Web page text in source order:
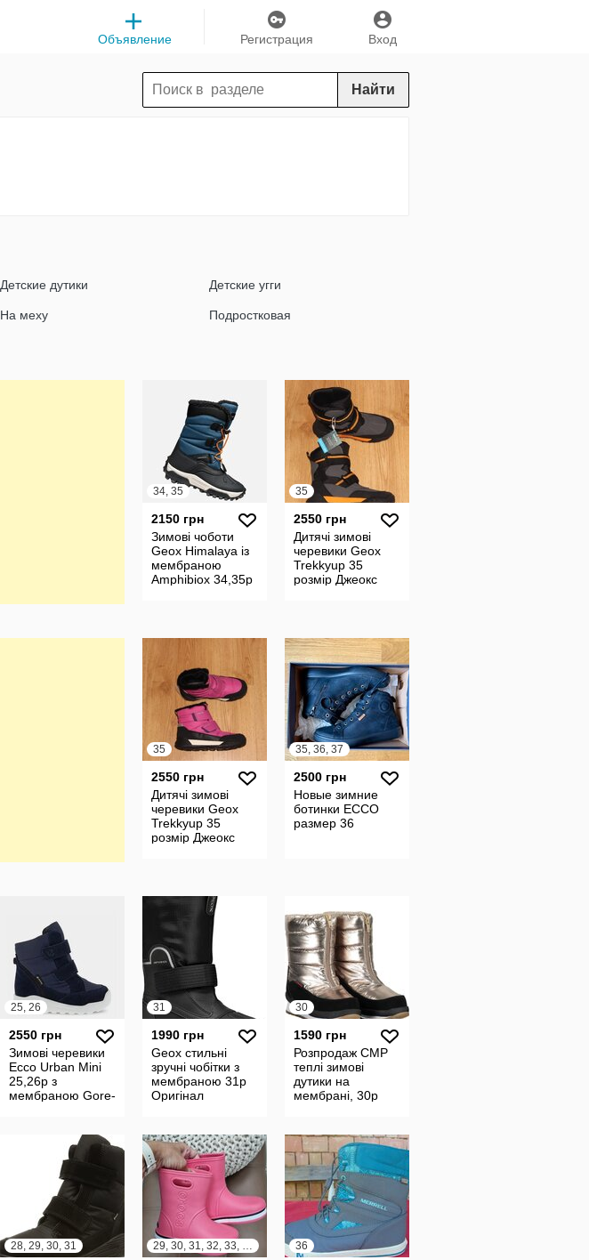
Вход
Регистрация
Объявление
Найти
Детские дутики Детские угги
На меху Подростковая
34, 35
2150 грн
Зимові чоботи
Geox Himalaya із
мембраною
Amphibiox 34,35p
35
2550 грн
Дитячі зимові
черевики Geox
Trekkyup 35
розмір Джеокс
35
2550 грн
Дитячі зимові
черевики Geox
Trekkyup 35
розмір Джеокс
35, 36, 37
2500 грн
Новые зимние
ботинки ECCO
размер 36
25, 26
2550 грн
Зимові черевики
Ecco Urban Mini
25,26р з
мембраною Gore-
31
1990 грн
Geox стильні
зручні чобітки з
мембраною 31р
Оригінал
30
1590 грн
Розпродаж CMP
теплі зимові
дутики на
мембрані, 30р
28, 29, 30, 31 29, 30, 31, 32, 33, 34, 35, 36 36